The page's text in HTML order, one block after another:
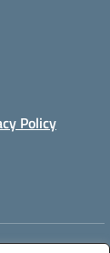
Policy